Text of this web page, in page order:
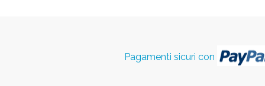
Pagamenti sicuri con